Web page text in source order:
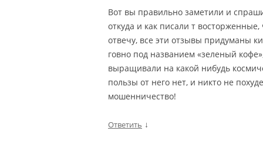
Вот вы правильно заметили и
откуда и как писали т
отвечу, все эти отзывы придуманы
говно под названием «зеленый
выращивали на какой нибудь
пользы от него нет, и никто не
мошенничество!
Ответить ↓